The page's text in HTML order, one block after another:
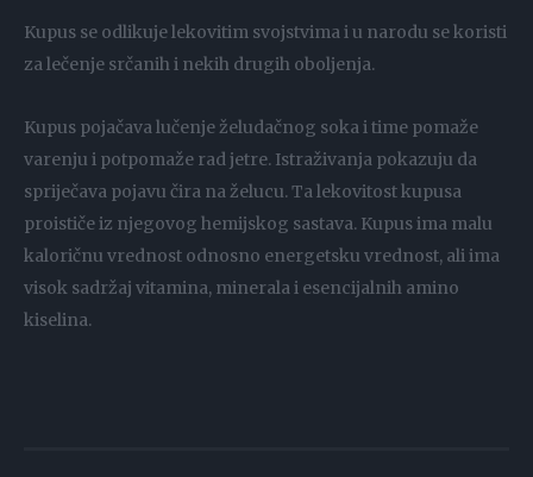
Kupus se odlikuje lekovitim svojstvima i u narodu se koristi
za lečenje srčanih i nekih drugih oboljenja.
Kupus pojačava lučenje želudačnog soka i time pomaže
varenju i potpomaže rad jetre. Istraživanja pokazuju da
spriječava pojavu čira na želucu. Ta lekovitost kupusa
proističe iz njegovog hemijskog sastava. Kupus ima malu
kaloričnu vrednost odnosno energetsku vrednost, ali ima
visok sadržaj vitamina, minerala i esencijalnih amino
kiselina.